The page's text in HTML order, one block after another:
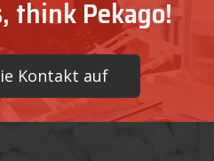
think Pekago!
Kontakt auf